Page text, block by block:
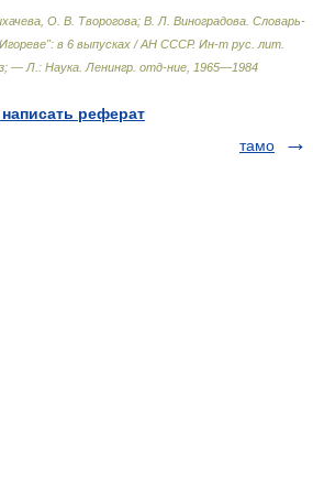
О. В. Творогова; В. Л. Виноградова. Словарь-
в 6 выпусках / АН СССР. Ин-т рус. лит.
— Л.: Наука. Ленингр. отд-ние 1965—1984
реферат
тамо